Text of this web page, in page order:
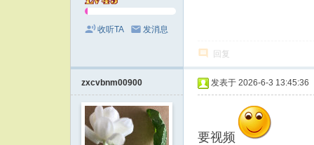
收听TA 发消息
回复
zxcvbnm00900 发表于 2026-6-3 13:45:36
要视频